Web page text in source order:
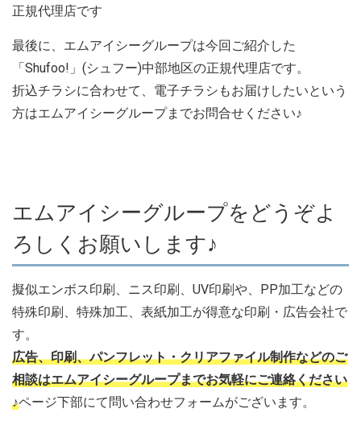
正規代理店です
最後に、エムアイシーグループは今回ご紹介した
「Shufoo!」(シュフー)中部地区の正規代理店です。
折込チラシに合わせて、電子チラシもお届けしたいという
方はエムアイシーグループまでお問合せください♪
エムアイシーグループをどうぞよ
ろしくお願いします♪
擬似エンボス印刷、ニス印刷、UV印刷や、PP加工などの
特殊印刷、特殊加工、表紙加工が得意な印刷・広告会社で
す。
広告、印刷、パンフレット・クリアファイル制作などのご
相談はエムアイシーグループまでお気軽にご連絡ください
♪ページ下部にて問い合わせフォームがございます。